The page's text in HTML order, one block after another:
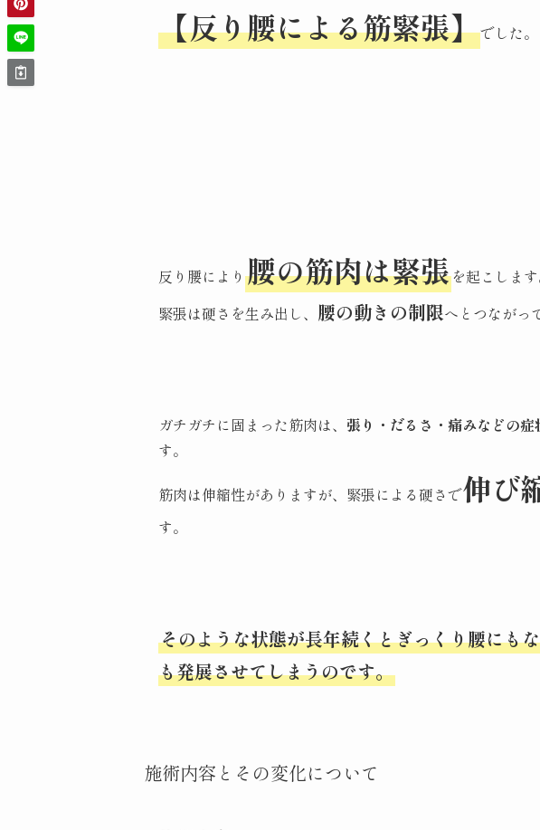
【反り腰による筋緊張】でした。
反り腰により 腰の筋肉は緊張を起こします
緊張は硬さを生み出し、 腰の動きの制限へとつながっ
ガチガチに固まった筋肉は、 張り・だるさ・痛みなどの症
す。
筋肉は伸縮性がありますが、緊張による硬さで伸び
す。
そのような状態が長年続くとぎっくり腰にも
も発展させてしまうのです。
施術内容とその変化について